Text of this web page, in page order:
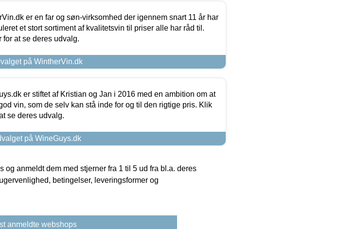
er en far og søn-virksomhed der igennem snart 11 år har
et stort sortiment af kvalitetsvin til priser alle har råd til.
for at se deres udvalg.
på WintherVin.dk
er stiftet af Kristian og Jan i 2016 med en ambition om at
vin, som de selv kan stå inde for og til den rigtige pris. Klik
se deres udvalg.
på WineGuys.dk
anmeldt dem med stjerner fra 1 til 5 ud fra bl.a. deres
betingelser, leveringsformer og
anmeldte webshops